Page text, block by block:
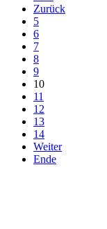
Zurück
5
6
7
8
9
10
11
12
13
14
Weiter
Ende